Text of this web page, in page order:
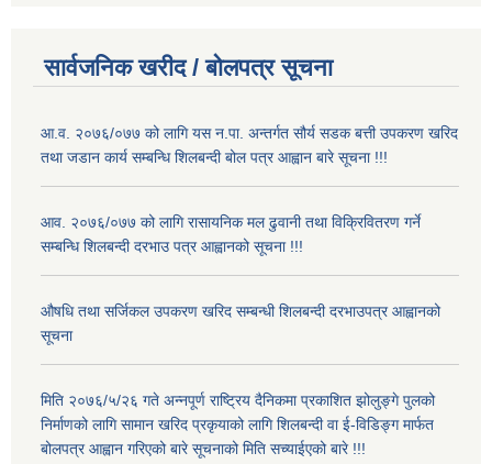
सार्वजनिक खरीद / बोलपत्र सूचना
आ.व. २०७६/०७७ को लागि यस न.पा. अन्तर्गत सौर्य सडक बत्ती उपकरण खरिद
तथा जडान कार्य सम्बन्धि शिलबन्दी बोल पत्र आह्वान बारे सूचना !!!
आव. २०७६/०७७ को लागि रासायनिक मल ढुवानी तथा विक्रिवितरण गर्ने
सम्बन्धि शिलबन्दी दरभाउ पत्र आह्वानको सूचना !!!
औषधि तथा सर्जिकल उपकरण खरिद सम्बन्धी शिलबन्दी दरभाउपत्र आह्वानको
सूचना
मिति २०७६/५/२६ गते अन्नपूर्ण राष्ट्रिय दैनिकमा प्रकाशित झोलुङ्गे पुलको
निर्माणको लागि सामान खरिद प्रकृयाको लागि शिलबन्दी वा ई-विडिङ्ग मार्फत
बोलपत्र आह्वान गरिएको बारे सूचनाको मिति सच्याईएको बारे !!!